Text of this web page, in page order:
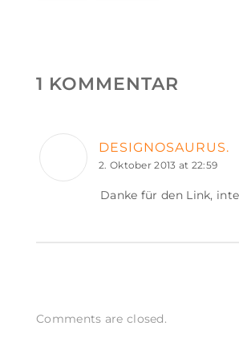
1 KOMMENTAR
DESIGNOSAURUS.
2. Oktober 2013 at 22:59
Danke für den Link,
Comments are closed.